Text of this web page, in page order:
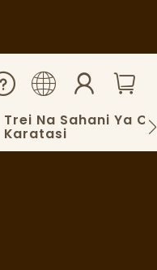
Trei Na Sahani Ya
Karatasi